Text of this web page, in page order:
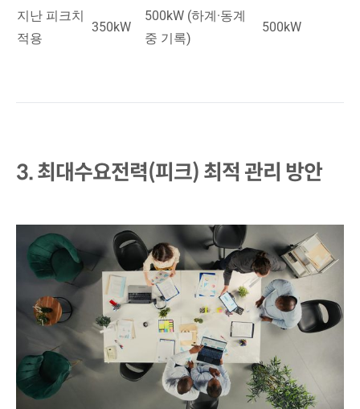
지난 피크치
적용
350kW
500kW (하계·동계
중 기록)
500kW
3. 최대수요전력(피크) 최적 관리 방안